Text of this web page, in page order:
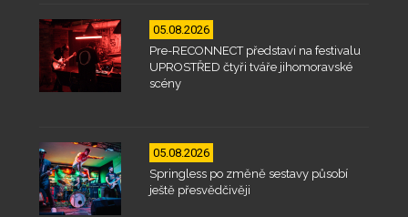
05.08.2026
Pre-RECONNECT představí na festivalu
UPROSTŘED čtyři tváře jihomoravské
scény
05.08.2026
Springless po změně sestavy působí
ještě přesvědčivěji